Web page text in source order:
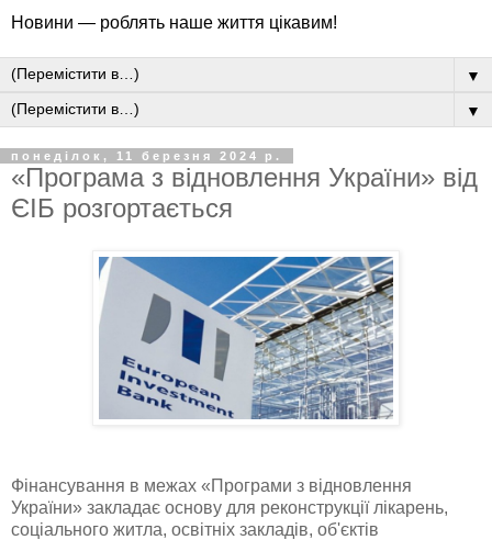
Новини — роблять наше життя цікавим!
▼
▼
понеділок, 11 березня 2024 р.
«Програма з відновлення України» від
ЄІБ розгортається
Фінансування в межах «Програми з відновлення
України» закладає основу для реконструкції лікарень,
соціального житла, освітніх закладів, об'єктів